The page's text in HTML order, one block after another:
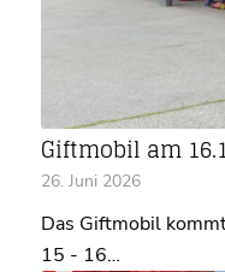
Giftmobil am
26. Juni 2026
Das Giftmobil
15 - 16…